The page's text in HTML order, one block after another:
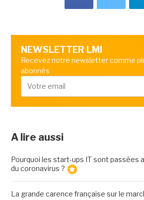
NEWSLETTER LMI
Recevez notre newsletter comme
abonnés
A lire aussi
Pourquoi les start-ups IT sont passées
du coronavirus ?
La grande carence française sur le